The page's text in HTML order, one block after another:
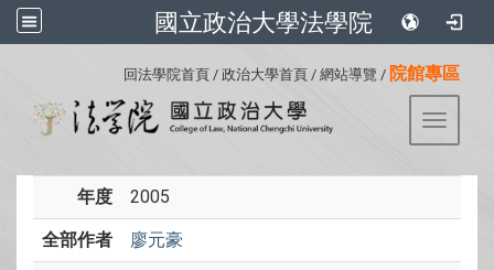
國立政治大學法學院
回法學院首頁 / 政治大學首頁 / 網站導覽 / 院館專區
Toggle
年度 2005
全部作者 廖元豪